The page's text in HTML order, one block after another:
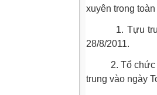
xuyên trong
1. Tựu
28/8/2011.
2. Tổ chức
trung vào ngày